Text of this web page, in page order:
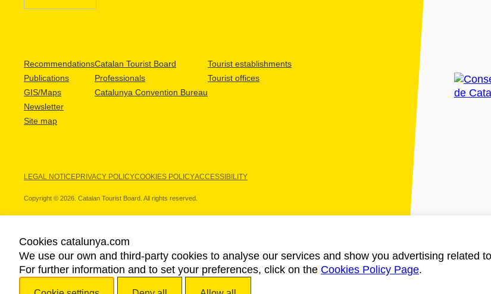
Recommendations
Publications
GIS/Maps
Newsletter
Site map
Catalan Tourist Board
Professionals
Catalunya Convention Bureau
Tourist establishments
Tourist offices
LEGAL NOTICEPRIVACY POLICYCOOKIES POLICYACCESSIBILITY
Copyright © 2026. Catalan Tourist Board. All rights reserved.
OUR PARTNERS
Cookies catalunya.com
We use our own and third-party cookies to analyse our services and show you advertising related
For further information and to set your preferences, click on the Cookies Policy Page.